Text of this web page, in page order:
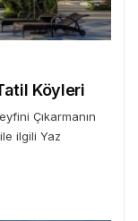
Köyleri
Çıkarmanın
ilgili Yaz